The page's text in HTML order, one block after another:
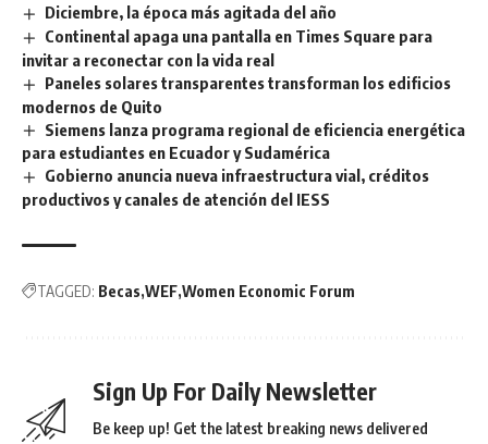
Diciembre, la época más agitada del año
Continental apaga una pantalla en Times Square para
invitar a reconectar con la vida real
Paneles solares transparentes transforman los edificios
modernos de Quito
Siemens lanza programa regional de eficiencia energética
para estudiantes en Ecuador y Sudamérica
Gobierno anuncia nueva infraestructura vial, créditos
productivos y canales de atención del IESS
TAGGED: Becas WEF Women Economic Forum
Sign Up For Daily Newsletter
Be keep up! Get the latest breaking news delivered